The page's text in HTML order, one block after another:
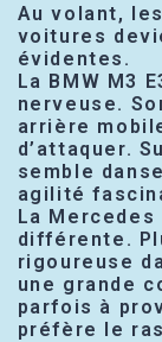
Au volant,
voitures
évidentes.
La BMW M3
nerveuse.
arrière
d’attaquer.
semble
agilité
La
différente.
rigoureuse
une grande
parfois à
préfère le